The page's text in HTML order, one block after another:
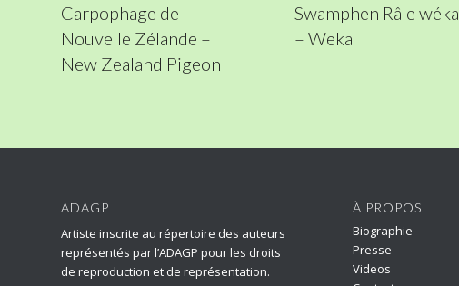
Carpophage de
Nouvelle Zélande –
New Zealand Pigeon
Swamphen Râle wéka
– Weka
ADAGP
Artiste inscrite au répertoire des auteurs
représentés par l’ADAGP pour les droits
de reproduction et de représentation.
À PROPOS
Biographie
Presse
Videos